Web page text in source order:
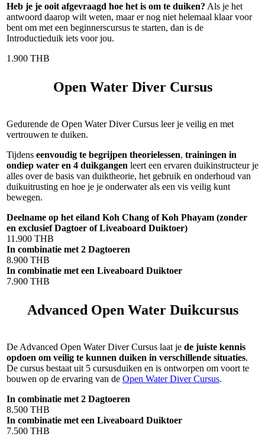
Heb je je ooit afgevraagd hoe het is om te duiken? Als je het
antwoord daarop wilt weten, maar er nog niet helemaal klaar voor
bent om met een beginnerscursus te starten, dan is de
Introductieduik iets voor jou.
1.900 THB
Open Water Diver Cursus
Gedurende de Open Water Diver Cursus leer je veilig en met
vertrouwen te duiken.
Tijdens eenvoudig te begrijpen theorielessen, trainingen in
ondiep water en 4 duikgangen leert een ervaren duikinstructeur je
alles over de basis van duiktheorie, het gebruik en onderhoud van
duikuitrusting en hoe je je onderwater als een vis veilig kunt
bewegen.
Deelname op het eiland Koh Chang of Koh Phayam (zonder
en exclusief Dagtoer of Liveaboard Duiktoer)
11.900 THB
In combinatie met 2 Dagtoeren
8.900 THB
In combinatie met een Liveaboard Duiktoer
7.900 THB
Advanced Open Water Duikcursus
De Advanced Open Water Diver Cursus laat je de juiste kennis
opdoen om veilig te kunnen duiken in verschillende situaties.
De cursus bestaat uit 5 cursusduiken en is ontworpen om voort te
bouwen op de ervaring van de Open Water Diver Cursus.
In combinatie met 2 Dagtoeren
8.500 THB
In combinatie met een Liveaboard Duiktoer
7.500 THB